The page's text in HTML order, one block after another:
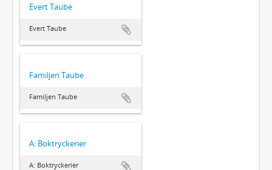
Evert Taube
Evert Taube
Familjen Taube
Familjen Taube
A: Boktryckerier
A: Boktryckerier